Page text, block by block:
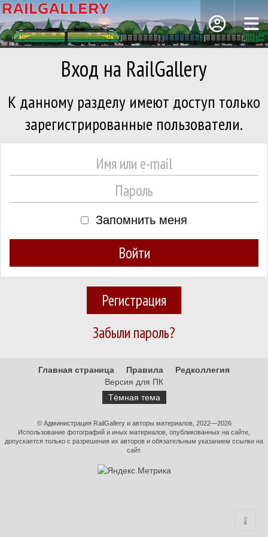
Вход на RailGallery
К данному разделу имеют доступ только
зарегистрированные пользователи.
Запомнить меня
Регистрация
Забыли пароль?
Главная страница Правила
Редколлегия
Версия для ПК
Тёмная тема
© Администрация RailGallery и авторы материалов, 2022—2026
Использование фотографий и иных материалов, опубликованных на сайте,
допускается только с разрешения их авторов и обязательным указанием ссылки на
сайт.